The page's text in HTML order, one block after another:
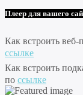
Плеер для вашего
Как встроить
ссылке
Как встроить
по ссылке